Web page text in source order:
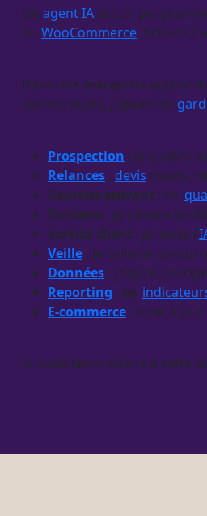
Un agentIA est un
ou WooCommerce, fichiers
Dans une entreprise autour
sur vos outils, j’ajoute les
Prospection : Je qualifie
Relances : devis muets,
Courrier entrant : tri,
Contenu : je génère et
Service client : je laisse l’
Veille : je collecte
Données : j’aspire,
Reporting : les
E-commerce : mise à jour
Aucune limite stricte à cette